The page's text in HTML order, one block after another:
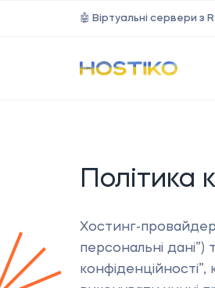
🤖 Віртуальні сервери з
Політика
Хостинг-провайдер
персональні